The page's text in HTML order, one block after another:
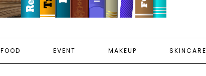
FOOD EVENT MAKEUP SKINCARE